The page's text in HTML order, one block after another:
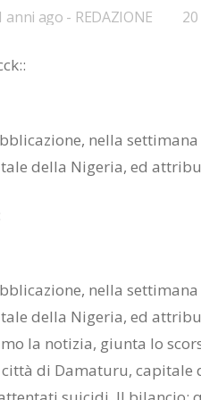
anni ago REDAZIONE
•20
nella
della Nigeria, ed
nella
della Nigeria, ed
la notizia, giunta lo
di Damaturu, capitale